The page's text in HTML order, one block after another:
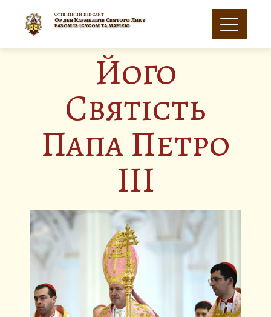
Офіційний веб-сайт
Орден Кармелітів Святого Лику
разом із Ісусом та Марією
Його
Святість
Папа Петро
III